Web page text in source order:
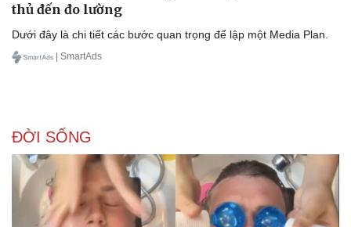
thủ đến đo lường
Dưới đây là chi tiết các bước quan trọng để lập một Media Plan.
| SmartAds
ĐỜI SỐNG